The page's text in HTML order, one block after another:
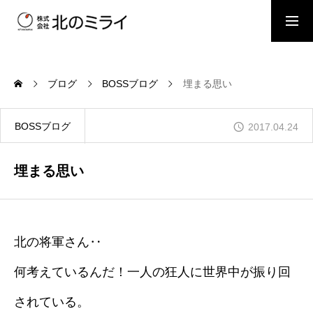
会社概要
事業内容
お問い合わせ
ブログ BOSSブログ 埋まる思い
BOSSブログ 2017.04.24
埋まる思い
北の将軍さん‥
何考えているんだ！一人の狂人に世界中が振り回
されている。